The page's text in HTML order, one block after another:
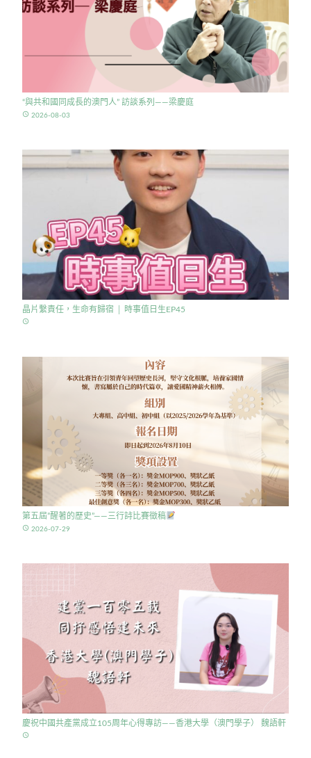
“與共和國同成長的澳門人” 訪談系列——梁慶庭
access_time 2026-08-03
晶片繫責任，生命有歸宿 │ 時事值日生EP45
access_time
第五屆”醒著的歷史”——三行詩比賽徵稿
access_time 2026-07-29
慶祝中國共產黨成立105周年心得專訪——香港大學（澳門學子） 魏語軒
access_time